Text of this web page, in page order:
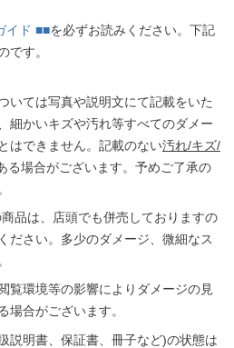
イド ■■を必ずお読みください。下記
です。
いては写真や説明文にて記載をいた
細かいキズや汚れ等すべてのダメー
はできません。記載のない汚れ/キズ/
る場合がございます。予めご了承の
品は、店頭でも併売しておりますの
ださい。多少のダメージ、微細なス
覧環境等の影響によりダメージの見
場合がございます。
説明書、保証書、冊子など)の状態は